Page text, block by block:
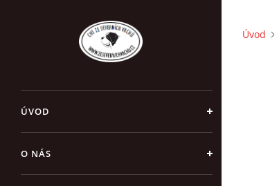
ÚVOD
O NÁS
Úvod